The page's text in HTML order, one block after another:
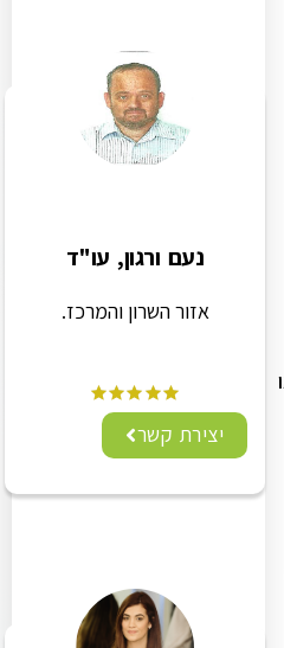
נעם ורגון, עו"ד
אזור השרון והמרכז.
יצירת קשר